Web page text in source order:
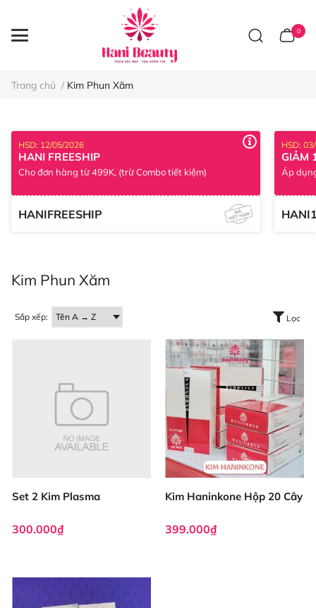
0
Trang chủ / Kim Phun Xăm
HSD: 12/05/2026
HANI FREESHIP
Cho đơn hàng từ 499K, (trừ Combo tiết kiệm)
HANIFREESHIP
HSD:
GIẢM
Áp
Kim Phun Xăm
Sắp xếp: Lọc
Set 2 Kim Plasma
300.000₫
Kim Haninkone Hộp 20 Cây
399.000₫